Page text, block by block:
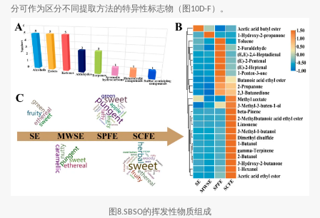
分可作为区分不同提取方法的特异性标志物（图 10D-F ）。
图8.SBSO的挥发性物质组成